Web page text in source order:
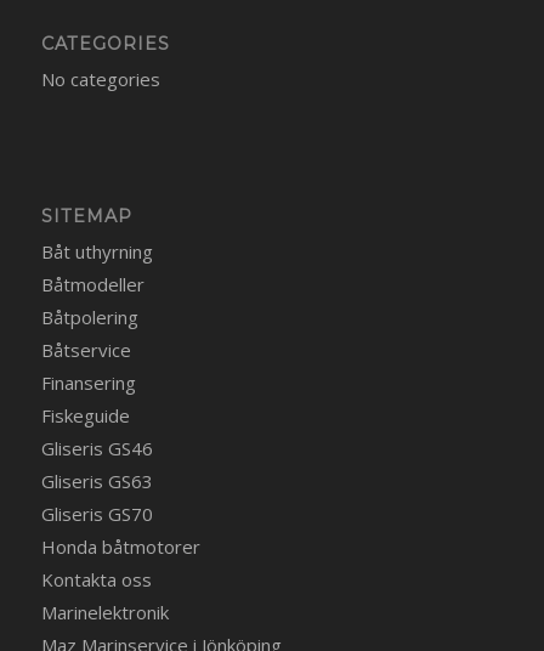
CATEGORIES
No categories
SITEMAP
Båt uthyrning
Båtmodeller
Båtpolering
Båtservice
Finansering
Fiskeguide
Gliseris GS46
Gliseris GS63
Gliseris GS70
Honda båtmotorer
Kontakta oss
Marinelektronik
Maz Marinservice i Jönköping